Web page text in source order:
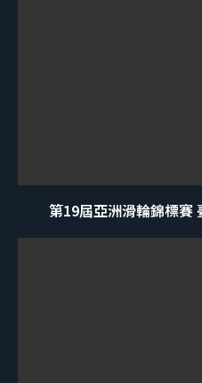
第19屆亞洲滑輪錦標賽